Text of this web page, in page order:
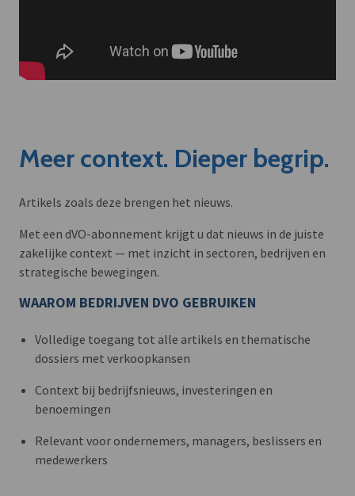
Meer context. Dieper begrip.
Artikels zoals deze brengen het nieuws.
Met een dVO-abonnement krijgt u dat nieuws in de juiste
zakelijke context — met inzicht in sectoren, bedrijven en
strategische bewegingen.
WAAROM BEDRIJVEN DVO GEBRUIKEN
Volledige toegang tot alle artikels en thematische
dossiers met verkoopkansen
Context bij bedrijfsnieuws, investeringen en
benoemingen
Relevant voor ondernemers, managers, beslissers en
medewerkers